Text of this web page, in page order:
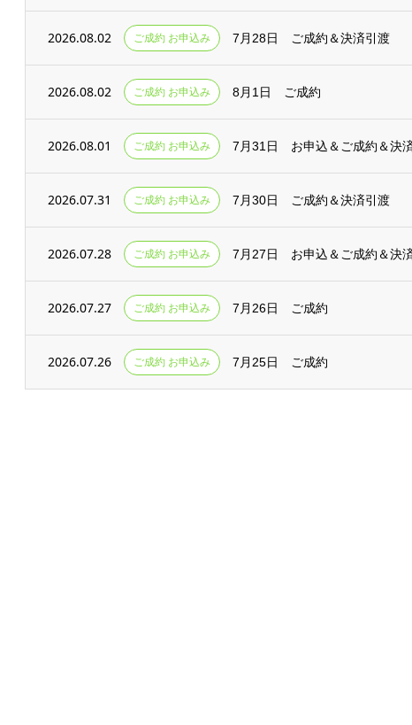
2026.08.02 ご成約 お申込み 7月28日 ご成約＆決済引渡
2026.08.02 ご成約 お申込み 8月1日 ご成約
2026.08.01 ご成約 お申込み 7月31日 お申込＆ご成約＆決
2026.07.31 ご成約 お申込み 7月30日 ご成約＆決済引渡
2026.07.28 ご成約 お申込み 7月27日 お申込＆ご成約＆決
2026.07.27 ご成約 お申込み 7月26日 ご成約
2026.07.26 ご成約 お申込み 7月25日 ご成約